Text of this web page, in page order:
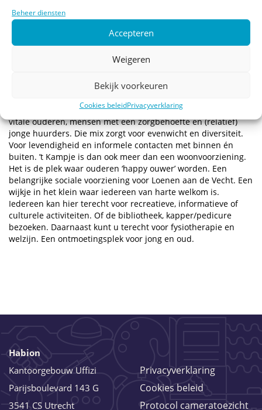
Beheer diensten
Accepteren
Weigeren
Bekijk voorkeuren
Cookies beleidPrivacyverklaring
Vechtstreek, de Bibliotheek Loenen, Studio Idee, Paramedisch
Centrum Loenen, Kapsalon/pedicure Belle en Welzijn Stichtse
Vecht.
bewoners en de lokale gemeenschap hard gewerkt aan een
Het resultaat is een nieuw thuis voor zelfstandig wonende
vitale ouderen, mensen met een zorgbehoefte en (relatief)
jonge huurders. Die mix zorgt voor evenwicht en diversiteit.
Voor levendigheid en informele contacten met binnen én
buiten. ’t Kampje is dan ook meer dan een woonvoorziening.
Het is de plek waar ouderen ‘happy ouwer’ worden. Een
belangrijke sociale voorziening voor Loenen aan de Vecht. Een
wijkje in het klein waar iedereen van harte welkom is.
Iedereen kan hier terecht voor recreatieve, informatieve of
culturele activiteiten. Of de bibliotheek, kapper/pedicure
bezoeken. Daarnaast kunt u terecht voor fysiotherapie en
welzijn. Een ontmoetingsplek voor jong en oud.
Habion
Kantoorgebouw Uffizi
Parijsboulevard 143 G
3541 CS Utrecht
Privacyverklaring
Cookies beleid
Protocol cameratoezicht